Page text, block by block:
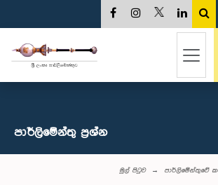
පාර්ලි‌මේන්තු‌ ප්‍රශ්න
මුල් පිටුව පාර්ලිමේන්තුවේ